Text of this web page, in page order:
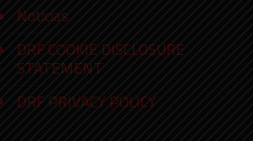
Noticias
DRF COOKIE DISCLOSURE
STATEMENT
DRF PRIVACY POLICY